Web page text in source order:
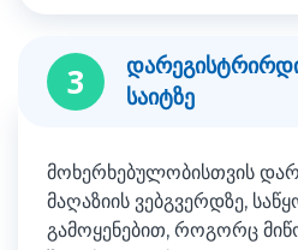
3
საიტზე
მოხერხებულობისთვის
მაღაზიის ვებგვერდზე,
გამოყენებით, როგორც